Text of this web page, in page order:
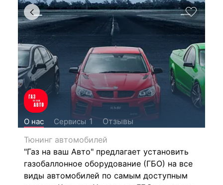
О нас Сервисы 1
Отзывы
Тюнинг автомобилей
"Газ на ваш Авто" предлагает установить
газобаллонное оборудование (ГБО) на все
виды автомобилей по самым доступным